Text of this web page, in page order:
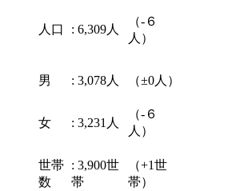
人口 : 6,309人
（-６
人）
男 : 3,078人 （±0人）
女 : 3,231人
（-６
人）
世帯
数
: 3,900世
帯
（+1世
帯）